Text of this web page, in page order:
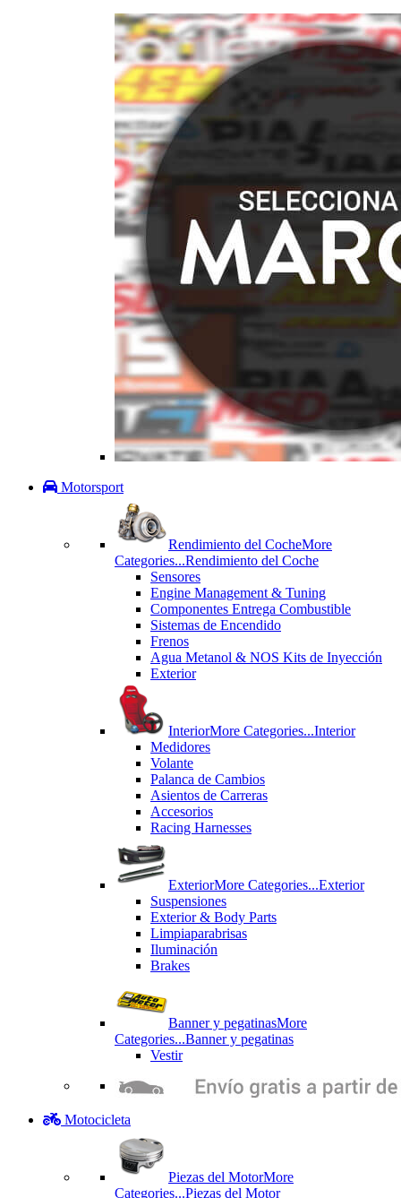
Motorsport
Rendimiento del CocheMore
Categories...Rendimiento del Coche
Sensores
Engine Management & Tuning
Componentes Entrega Combustible
Sistemas de Encendido
Frenos
Agua Metanol & NOS Kits de Inyección
Exterior
InteriorMore Categories...Interior
Medidores
Volante
Palanca de Cambios
Asientos de Carreras
Accesorios
Racing Harnesses
ExteriorMore Categories...Exterior
Suspensiones
Exterior & Body Parts
Limpiaparabrisas
Iluminación
Brakes
Banner y pegatinasMore
Categories...Banner y pegatinas
Vestir
Motocicleta
Piezas del MotorMore
Categories...Piezas del Motor